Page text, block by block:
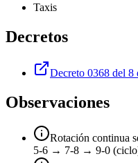
Taxis
Decretos
Decreto 0368 del 8
Observaciones
Rotación
5-6 → 7-8 → 9-0